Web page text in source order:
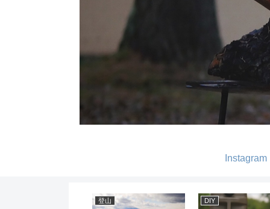
Instagram
ギア紹介 ギア紹介